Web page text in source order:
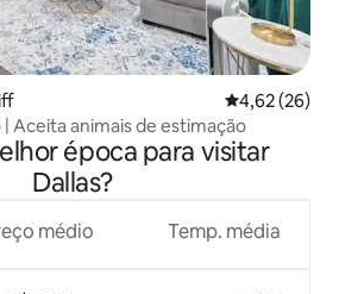
4,62 de uma
4,62 (26)
Aceita animais de estimação
época para visitar
Dallas?
médio Temp. média